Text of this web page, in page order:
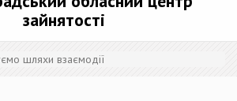
зайнятості
шляхи взаємодії